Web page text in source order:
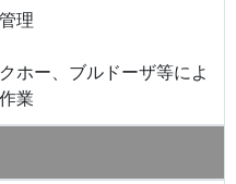
理
ホー、ブルドーザ等によ
業